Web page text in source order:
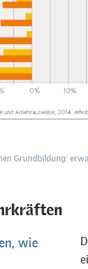
Grundbildung:
wie